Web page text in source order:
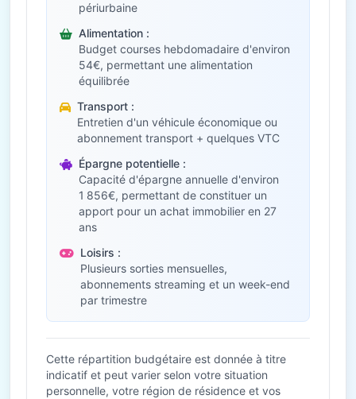
périurbaine
Alimentation :
Budget courses hebdomadaire d'environ
54€, permettant une alimentation
équilibrée
Transport :
Entretien d'un véhicule économique ou
abonnement transport + quelques VTC
Épargne potentielle :
Capacité d'épargne annuelle d'environ
1 856€, permettant de constituer un
apport pour un achat immobilier en 27
ans
Loisirs :
Plusieurs sorties mensuelles,
abonnements streaming et un week-end
par trimestre
Cette répartition budgétaire est donnée à titre
indicatif et peut varier selon votre situation
personnelle, votre région de résidence et vos